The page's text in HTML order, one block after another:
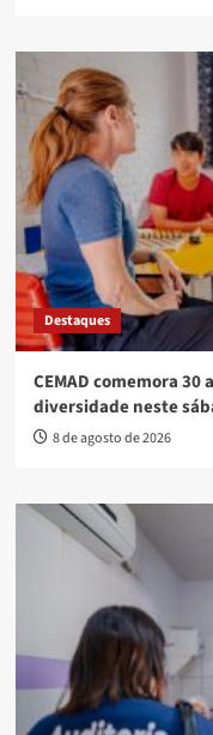
Destaques
CEMAD comemora
diversidade neste
8 de agosto de 2026